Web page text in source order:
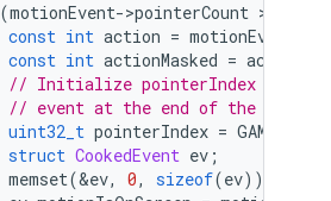
(motionEvent->pointerCount >
const int action = motionEvent
const int actionMasked = action
// Initialize pointerIndex to the
// event at the end of the
uint32_t pointerIndex =
struct CookedEvent ev ;
memset(&ev, 0, sizeof(ev));